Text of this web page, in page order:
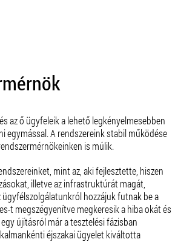
az ő ügyfeleik a lehető legkényelmesebben
egymással. A rendszereink stabil működése
is múlik.
mint az, aki fejlesztette, hiszen
illetve az infrastruktúrát magát,
hozzájuk futnak be a
t megszégyenítve megkeresik a hiba okát és
újításról már a tesztelési fázisban
éjszakai ügyelet kiváltotta